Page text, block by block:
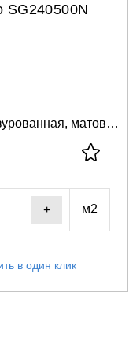
SG240500N
натуральная, глазурованная, матовая
+ м2
в один клик